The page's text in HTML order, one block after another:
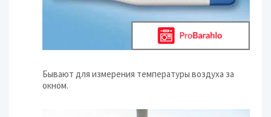
Бывают для измерения температуры воздуха за
окном.